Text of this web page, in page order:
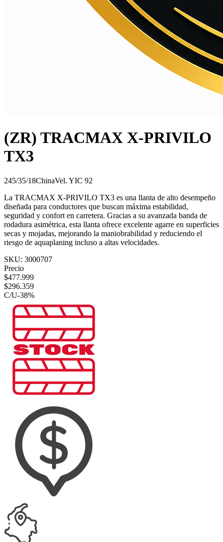
(ZR) TRACMAX X-PRIVILO
TX3
245/35/18ChinaVel. YIC 92
La TRACMAX X-PRIVILO TX3 es una llanta de alto desempeño
diseñada para conductores que buscan máxima estabilidad,
seguridad y confort en carretera. Gracias a su avanzada banda de
rodadura asimétrica, esta llanta ofrece excelente agarre en superficies
secas y mojadas, mejorando la maniobrabilidad y reduciendo el
riesgo de aquaplaning incluso a altas velocidades.
SKU: 3000707
Precio
$477.999
$296.359
C/U-38%